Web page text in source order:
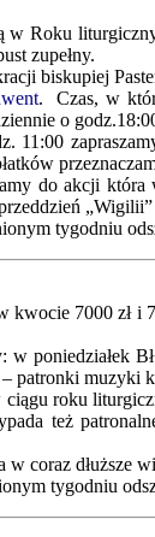
w Roku
zupełny.
biskupiej
. Czas, w
o
11:00
do akcji
tygodniu
kwocie 7000 zł
w poniedziałek
patronki muzyki
roku
też
w coraz dłuższe
tygodniu